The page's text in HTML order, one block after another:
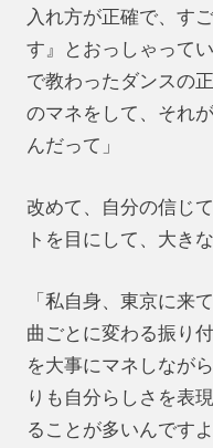
入れ方が正確で、す
す』とおっしゃって
で教わったダンスの
のマネをして、それ
んだって」
改めて、自分の信じ
トを目にして、大き
「私自身、東京に来
曲ごとに変わる振り
を大事にマネしなが
りも自分らしさを表
ることが多いんです